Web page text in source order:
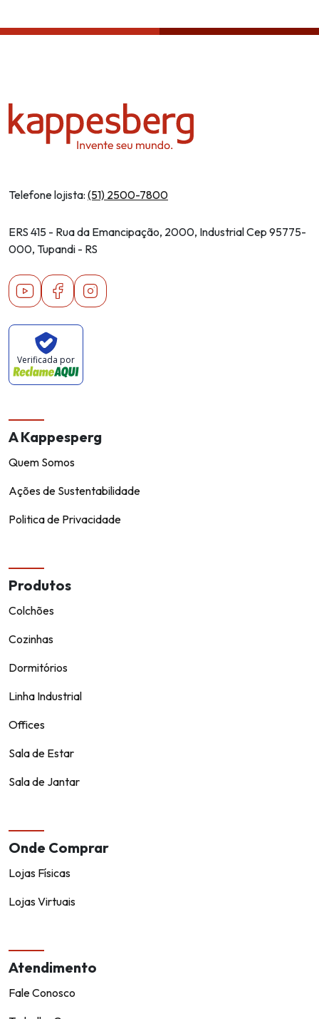
Telefone lojista: (51) 2500-7800
ERS 415 - Rua da Emancipação, 2000, Industrial Cep 95775-
000, Tupandi - RS
YoutubeFacebookInstagram
Verificada por
A Kappesperg
Quem Somos
Ações de Sustentabilidade
Politica de Privacidade
Produtos
Colchões
Cozinhas
Dormitórios
Linha Industrial
Offices
Sala de Estar
Sala de Jantar
Onde Comprar
Lojas Físicas
Lojas Virtuais
Atendimento
Fale Conosco